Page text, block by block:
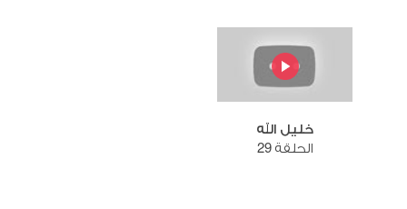
خليل الله
الحلقة 29